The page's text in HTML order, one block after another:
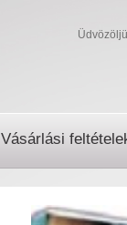
Vásárlási